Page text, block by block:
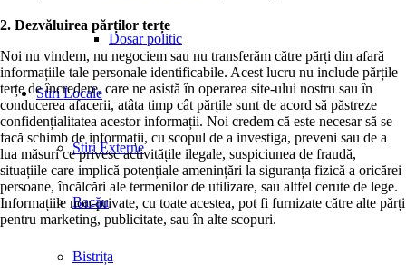
Dosar politic
Stiri Locale
Stiri Externe
Bacău
Bistrița
2. Dezvăluirea părților terțe
Noi nu vindem, nu negociem sau nu transferăm către părți din afară
informațiile tale personale identificabile. Acest lucru nu include părțile
terțe de încredere, care ne asistă în operarea site-ului nostru sau în
conducerea afacerii, atâta timp cât părțile sunt de acord să păstreze
confidențialitatea acestor informații. Noi credem că este necesar să se
facă schimb de informații, cu scopul de a investiga, preveni sau de a
lua măsuri ce privesc activitățile ilegale, suspiciunea de fraudă,
situațiile care implică potențiale amenințări la siguranța fizică a oricărei
persoane, încălcări ale termenilor de utilizare, sau altfel cerute de lege.
Informațiile non-private, cu toate acestea, pot fi furnizate către alte părți
pentru marketing, publicitate, sau în alte scopuri.